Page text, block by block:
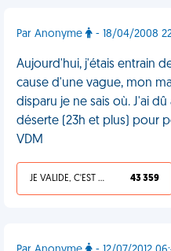
Par Anonyme - 18/04/2008
Aujourd'hui, j'étais entrain
cause d'une vague, mon
disparu je ne sais où. J'ai
déserte (23h et plus) pour
VDM
JE VALIDE, C'EST UNE VDM 43 359